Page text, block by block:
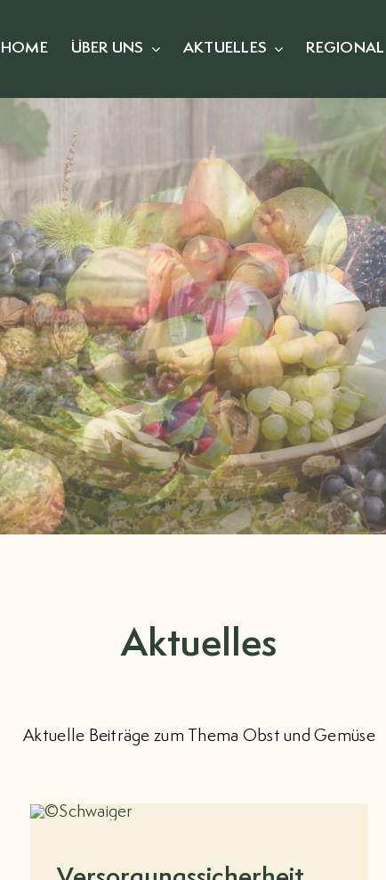
HOME ÜBER UNS AKTUELLES REGIONAL
Branchenverband für Obst
Mitglieder
Aktuelles
Aktuelle Beiträge zum Thema Obst und Gemüse